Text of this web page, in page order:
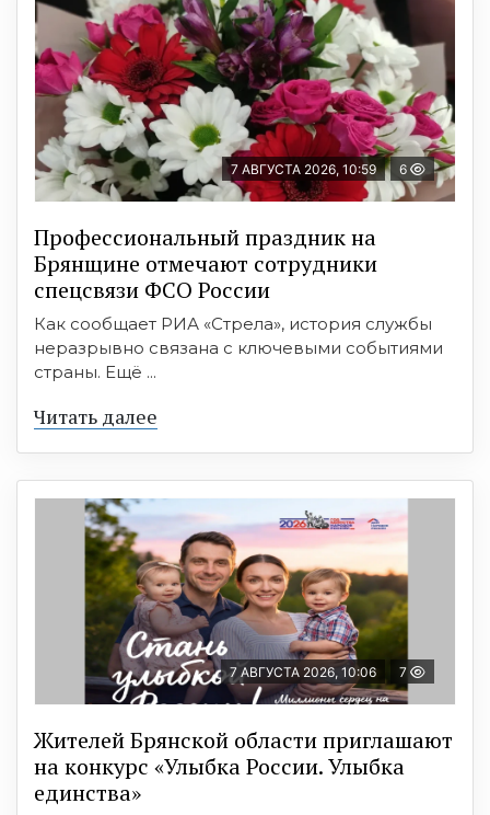
7 АВГУСТА 2026, 10:59 6
Профессиональный праздник на
Брянщине отмечают сотрудники
спецсвязи ФСО России
Как сообщает РИА «Стрела», история службы
неразрывно связана с ключевыми событиями
страны. Ещё ...
Читать далее
7 АВГУСТА 2026, 10:06 7
Жителей Брянской области приглашают
на конкурс «Улыбка России. Улыбка
единства»